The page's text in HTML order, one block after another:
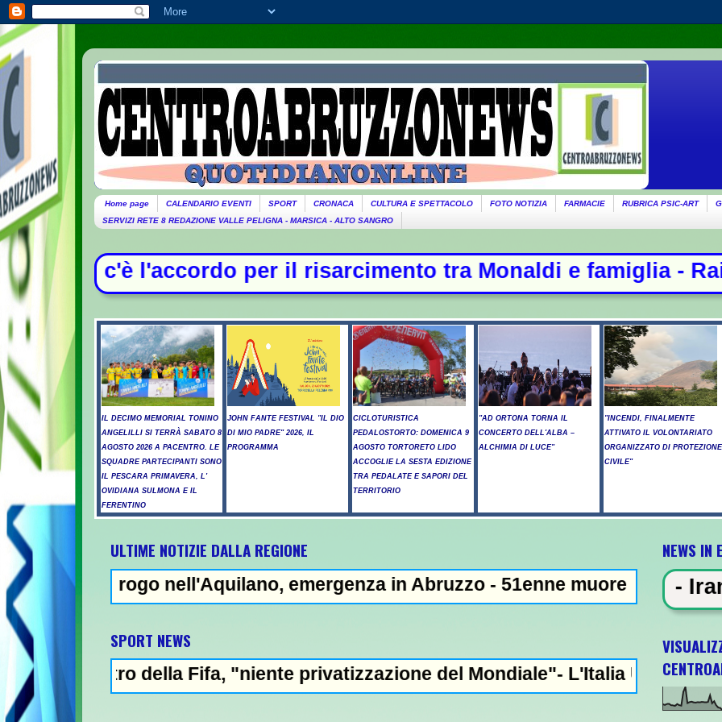
Home page CALENDARIO EVENTI SPORT CRONACA CULTURA E SPETTACOLO FOTO NOTIZIA FARMACIE RUBRICA PSIC-ART
SERVIZI RETE 8 REDAZIONE VALLE PELIGNA - MARSICA - ALTO SANGRO
per il risarcimento tra Monaldi e famiglia - Raid russi su
IL DECIMO MEMORIAL TONINO
ANGELILLI SI TERRÀ SABATO 8
AGOSTO 2026 A PACENTRO. LE
SQUADRE PARTECIPANTI SONO
IL PESCARA PRIMAVERA, L'
OVIDIANA SULMONA E IL
FERENTINO
JOHN FANTE FESTIVAL "IL DIO
DI MIO PADRE" 2026, IL
PROGRAMMA
CICLOTURISTICA
PEDALOSTORTO: DOMENICA 9
AGOSTO TORTORETO LIDO
ACCOGLIE LA SESTA EDIZIONE
TRA PEDALATE E SAPORI DEL
TERRITORIO
"AD ORTONA TORNA IL
CONCERTO DELL'ALBA –
ALCHIMIA DI LUCE"
"INCENDI, FINALMENTE
ATTIVATO IL VOLONTARIATO
ORGANIZZATO DI PROTEZIONE
CIVILE"
ULTIME NOTIZIE DALLA REGIONE
nell'Aquilano, emergenza in Abruzzo - 51enne muore dopo lo schianto
SPORT NEWS
della Fifa, "niente privatizzazione del Mondiale"- L'Italia U21 il 5 ottobre a
NEWS IN
NEWS IN EVIDENZA - Iran: